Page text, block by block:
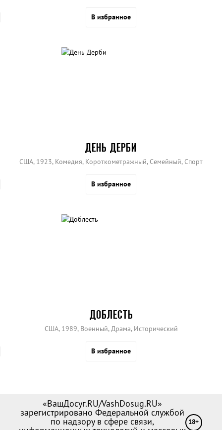
В избранное
ДЕНЬ ДЕРБИ
США, 1923, Комедия, Короткометражный, Семейный, Спорт
В избранное
ДОБЛЕСТЬ
США, 1989, Военный, Драма, Исторический
В избранное
«ВашДосуг.RU/VashDosug.RU»
зарегистрировано Федеральной службой
по надзору в сфере связи, 18+